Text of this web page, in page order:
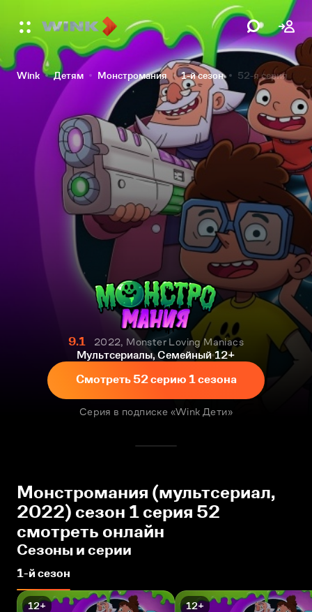
Wink Детям Монстромания 1-й сезон 52-я серия
9.1
2022, Monster Loving Maniacs
Мультсериалы, Семейный 12+
Смотреть 52 серию 1 сезона
Серия в подписке «Wink Дети»
Монстромания (мультсериал,
2022) сезон 1 серия 52
смотреть онлайн
Сезоны и серии
1-й сезон
12+ 12+